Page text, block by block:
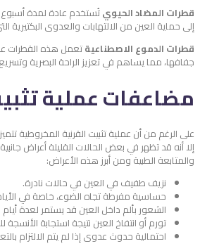
قطرات المضاد الحيويتُستخدم عادة لمدة أسبوع
إلى حماية العين من الالتهابات والعدوى البكتيرية
قطرات الدموع الاصطناعيةتعمل هذه القطرات
جفافها، مما يساهم في تعزيز الراحة البصرية
مضاعفات عملية
على الرغم من أن عملية تثبيت القرنية المخروطية
إلا أنه قد تظهر في بعض الحالات القليلة أعراض
والمتابعة الطبية ومن أبرز هذه الأعراض:
نزيف طفيف في العين في حالات نادرة.
حساسية مفرطة تجاه الضوء، خاصة في
الشعور بألم داخل العين قد يستمر لعدة أيام
تورم أو انتفاخ العين نتيجة استجابة الأنسجة
احتمالية حدوث عدوى إذا لم يتم الالتزام